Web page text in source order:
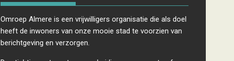
Omroep Almere is een vrijwilligers organisatie die als doel
heeft de inwoners van onze mooie stad te voorzien van
berichtgeving en verzorgen.